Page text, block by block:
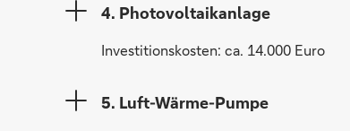
4. Photovoltaikanlage
Investitionskosten: ca. 14.000 Euro
5. Luft-Wärme-Pumpe